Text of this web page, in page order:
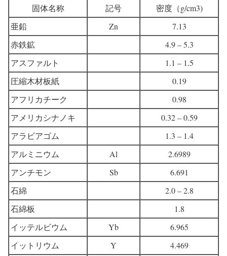
固体名称 記号
密度（g/cm3)
亜鉛
Zn
7.13
赤鉄鉱
4.9 – 5.3
アスファルト
1.1 – 1.5
圧縮木材板紙
0.19
アフリカチーク
0.98
アメリカシナノキ
0.32 – 0.59
アラビアゴム
1.3 – 1.4
アルミニウム
Al
2.6989
アンチモン
Sb
6.691
石綿
2.0 – 2.8
石綿板
1.8
イッテルビウム
Yb
6.965
イットリウム
Y
4.469